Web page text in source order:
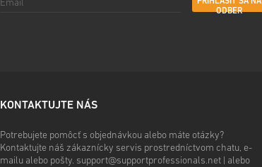
ODBER
KONTAKTUJTE NÁS
Potrebujete pomôcť s objednávkou alebo máte otázky?
Kontaktujte náš zákaznícky servis prostredníctvom chatu, e-
mailu alebo pošty. support@supportprofessionals.net| alebo